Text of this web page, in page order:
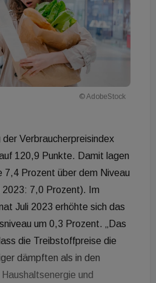
© AdobeStock
Verbraucherpreisindex
120,9 Punkte. Damit lagen
7,4 Prozent über dem Niveau
2023: 7,0 Prozent). Im
Juli 2023 erhöhte sich das
um 0,3 Prozent. „Das
die Treibstoffpreise die
dämpften als in den
und